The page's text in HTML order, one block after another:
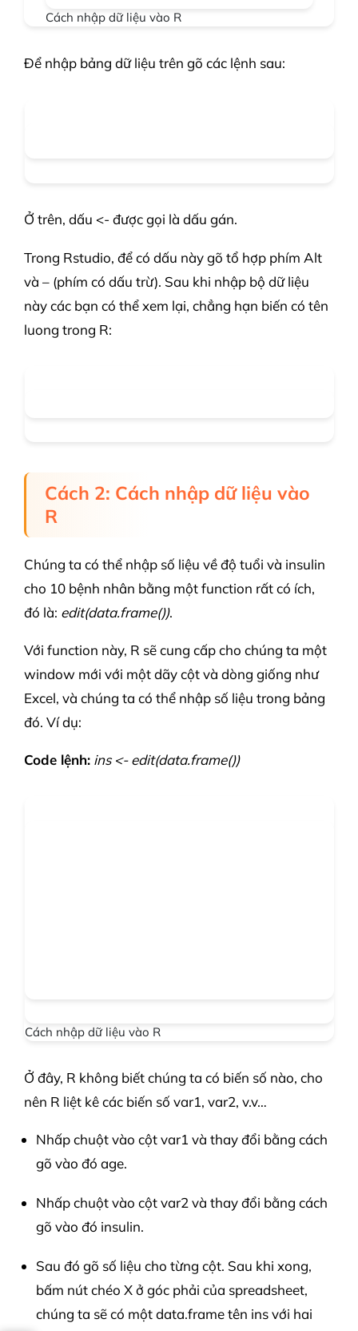
Cách nhập dữ liệu vào R
Để nhập bảng dữ liệu trên gõ các lệnh sau:
Ở trên, dấu <- được gọi là dấu gán.
Trong Rstudio, để có dấu này gõ tổ hợp phím Alt
và – (phím có dấu trừ). Sau khi nhập bộ dữ liệu
này các bạn có thể xem lại, chẳng hạn biến có tên
luong trong R:
Cách 2: Cách nhập dữ liệu vào
R
Chúng ta có thể nhập số liệu về độ tuổi và insulin
cho 10 bệnh nhân bằng một function rất có ích,
đó là: edit(data.frame()).
Với function này, R sẽ cung cấp cho chúng ta một
window mới với một dãy cột và dòng giống như
Excel, và chúng ta có thể nhập số liệu trong bảng
đó. Ví dụ:
Code lệnh: ins <- edit(data.frame())
Cách nhập dữ liệu vào R
Ở đây, R không biết chúng ta có biến số nào, cho
nên R liệt kê các biến số var1, var2, v.v…
Nhấp chuột vào cột var1 và thay đổi bằng cách
gõ vào đó age.
Nhấp chuột vào cột var2 và thay đổi bằng cách
gõ vào đó insulin.
Sau đó gõ số liệu cho từng cột. Sau khi xong,
bấm nút chéo X ở góc phải của spreadsheet,
chúng ta sẽ có một data.frame tên ins với hai